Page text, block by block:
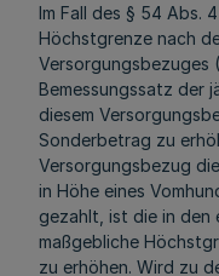
Im Fall des § 54 Abs.
Höchstgrenze nach
Versorgungsbezuges
Bemessungssatz der
diesem
Sonderbetrag zu
Versorgungsbezug
in Höhe eines
gezahlt, ist die in den
maßgebliche
zu erhöhen. Wird zu